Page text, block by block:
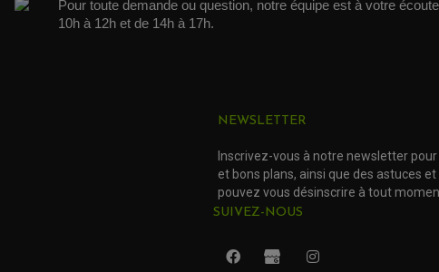
Pour toute demande ou question, notre équipe est à votre
10h à 12h et de 14h à 17h.
NEWSLETTER
Inscrivez-vous à notre newsletter
et bons plans, ainsi que des astuces
pouvez vous désinscrire à tout
SUIVEZ-NOUS